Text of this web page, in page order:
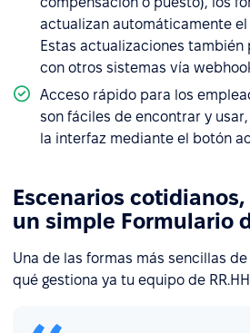
actualizan automáticamente
Estas actualizaciones también
con otros sistemas vía
Acceso rápido para los
son fáciles de encontrar y
la interfaz mediante el botón
Escenarios
un simple Formulario
Una de las formas más sencillas
qué gestiona ya tu equipo de